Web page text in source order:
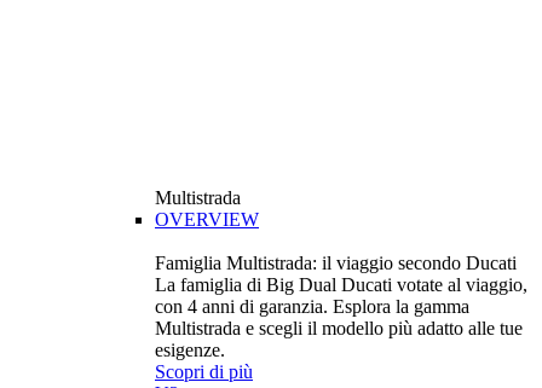
Multistrada
OVERVIEW
Famiglia Multistrada: il viaggio secondo Ducati
La famiglia di Big Dual Ducati votate al viaggio,
con 4 anni di garanzia. Esplora la gamma
Multistrada e scegli il modello più adatto alle tue
esigenze.
Scopri di più